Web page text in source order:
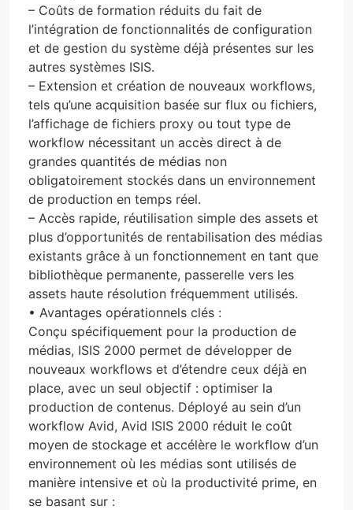
– Coûts de formation réduits du fait de
l’intégration de fonctionnalités de configuration
et de gestion du système déjà présentes sur les
autres systèmes ISIS.
– Extension et création de nouveaux workflows,
tels qu’une acquisition basée sur flux ou fichiers,
l’affichage de fichiers proxy ou tout type de
workflow nécessitant un accès direct à de
grandes quantités de médias non
obligatoirement stockés dans un environnement
de production en temps réel.
– Accès rapide, réutilisation simple des assets et
plus d’opportunités de rentabilisation des médias
existants grâce à un fonctionnement en tant que
bibliothèque permanente, passerelle vers les
assets haute résolution fréquemment utilisés.
• Avantages opérationnels clés :
Conçu spécifiquement pour la production de
médias, ISIS 2000 permet de développer de
nouveaux workflows et d’étendre ceux déjà en
place, avec un seul objectif : optimiser la
production de contenus. Déployé au sein d’un
workflow Avid, Avid ISIS 2000 réduit le coût
moyen de stockage et accélère le workflow d’un
environnement où les médias sont utilisés de
manière intensive et où la productivité prime, en
se basant sur :